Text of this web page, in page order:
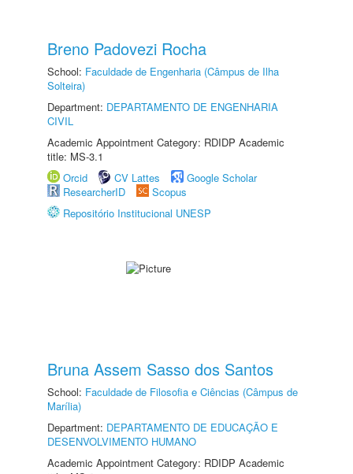
Breno Padovezi Rocha
School: Faculdade de Engenharia (Câmpus de Ilha
Solteira)
Department: DEPARTAMENTO DE ENGENHARIA
CIVIL
Academic Appointment Category: RDIDP Academic
title: MS-3.1
Orcid
CV Lattes
Google Scholar
ResearcherID
Scopus
Repositório Institucional UNESP
Bruna Assem Sasso dos Santos
School: Faculdade de Filosofia e Ciências (Câmpus de
Marília)
Department: DEPARTAMENTO DE EDUCAÇÃO E
DESENVOLVIMENTO HUMANO
Academic Appointment Category: RDIDP Academic